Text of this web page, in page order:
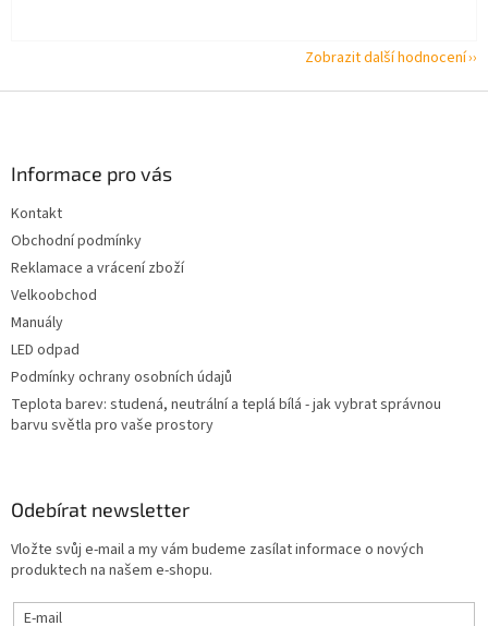
Zobrazit další hodnocení
Informace pro vás
Kontakt
Obchodní podmínky
Reklamace a vrácení zboží
Velkoobchod
Manuály
LED odpad
Podmínky ochrany osobních údajů
Teplota barev: studená, neutrální a teplá bílá - jak vybrat správnou
barvu světla pro vaše prostory
Odebírat newsletter
Vložte svůj e-mail a my vám budeme zasílat informace o nových
produktech na našem e-shopu.
E-mail